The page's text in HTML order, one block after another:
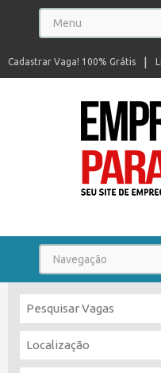
Cadastrar Vaga! 100% Grátis